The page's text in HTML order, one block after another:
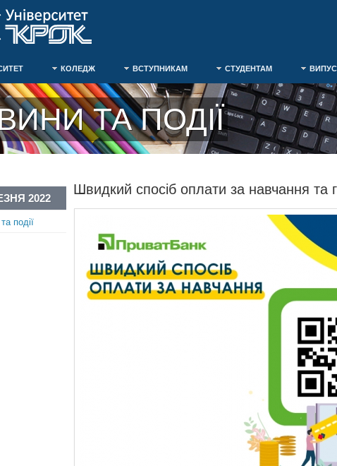
КОЛЕДЖ ВСТУПНИКАМ СТУДЕНТАМ
ТА ПОДІЇ
Швидкий спосіб оплати за навчання та
2022
події